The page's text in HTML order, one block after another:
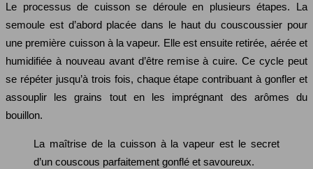
Le processus de cuisson se déroule en plusieurs étapes. La
semoule est d’abord placée dans le haut du couscoussier pour
une première cuisson à la vapeur. Elle est ensuite retirée, aérée et
humidifiée à nouveau avant d’être remise à cuire. Ce cycle peut
se répéter jusqu’à trois fois, chaque étape contribuant à gonfler et
assouplir les grains tout en les imprégnant des arômes du
bouillon.
La maîtrise de la cuisson à la vapeur est le secret
d’un couscous parfaitement gonflé et savoureux.